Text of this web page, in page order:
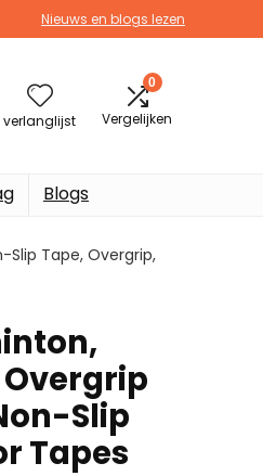
Nieuws en blogs lezen
verlanglijst
0
Vergelijken
Blogs
Slip Tape, Overgrip,
Slip
Tapes